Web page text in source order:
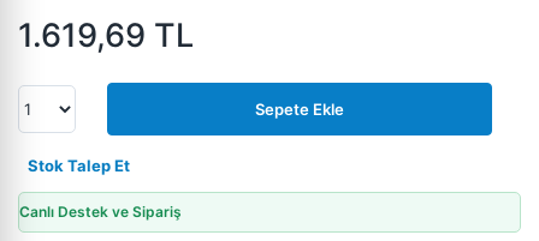
1.619,69 TL
Sepete Ekle
Stok Talep Et
Canlı Destek ve Sipariş